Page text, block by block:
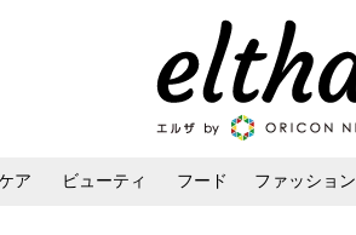
ア ビューティ フード ファッション